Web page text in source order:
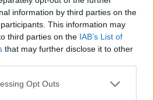
information by third parties on the
This information may
third parties on the IAB’s List of
that may further disclose it to other
app uses one or more Google
Opt Outs
index.php/swift-blog/1791-
sports-fad.html
08/13/kinesio-tape-the-